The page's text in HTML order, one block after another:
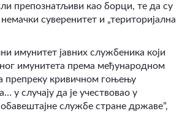
препознатљиви као борци, те да су
суверенитет и „територијална
имунитет јавних службеника који
имунитета према међународном
препреку кривичном гоњењу
у случају да је учествовао у
службе стране државе”,